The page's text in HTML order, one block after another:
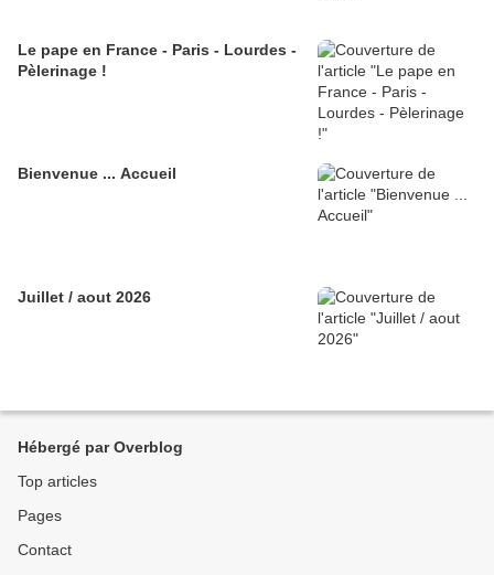
Le pape en France - Paris - Lourdes -
Pèlerinage !
Bienvenue ... Accueil
Juillet / aout 2026
Hébergé par Overblog
Top articles
Pages
Contact